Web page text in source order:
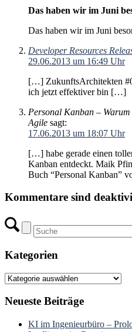
Das haben wir im Juni
Das haben wir im Juni
Developer Resources
29.06.2013 um 16:49 Uhr
[…] ZukunftsArchitekten
ich jetzt effektiver bin […]
Personal Kanban –
Agile sagt:
17.06.2013 um 18:07 Uhr
[…] habe gerade einen
Kanban entdeckt. Maik
Buch “Personal Kanban”
Kommentare sind
Kategorien
Kategorien
Neueste Beiträge
KI im Ingenieurbüro –